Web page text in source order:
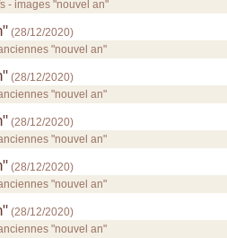
- images "nouvel an"
(28/12/2020)
"nouvel an"
(28/12/2020)
"nouvel an"
(28/12/2020)
"nouvel an"
(28/12/2020)
"nouvel an"
(28/12/2020)
"nouvel an"